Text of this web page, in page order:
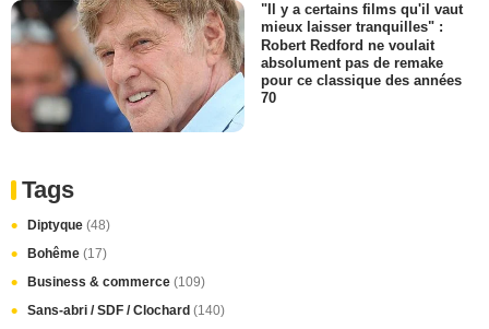
"Il y a certains films qu'il vaut
mieux laisser tranquilles" :
Robert Redford ne voulait
absolument pas de remake
pour ce classique des années
70
Tags
Diptyque (48)
Bohême (17)
Business & commerce (109)
Sans-abri / SDF / Clochard (140)